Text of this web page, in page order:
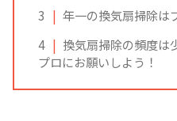
3
年一の換気扇掃除は
4
換気扇掃除の頻度は
プロにお願いしよう！